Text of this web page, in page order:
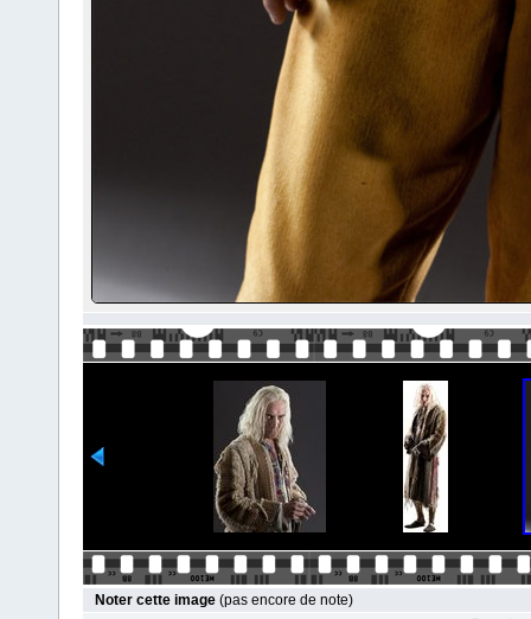
Noter cette image (pas encore de note)